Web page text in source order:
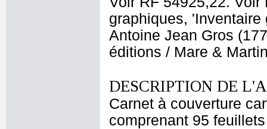
graphiques,
Antoine Jean Gros
éditions / Mare &
DESCRIPTION DE
Carnet à couverture
comprenant 95